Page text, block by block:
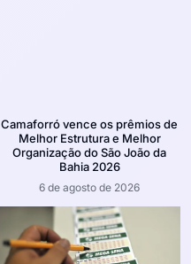
Camaforró vence os prêmios de
Melhor Estrutura e Melhor
Organização do São João da
Bahia 2026
6 de agosto de 2026